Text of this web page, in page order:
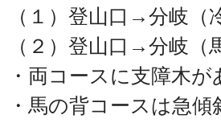
（１）登山口→分岐（
（２）登山口→分岐（
・両コースに支障木
・馬の背コースは急